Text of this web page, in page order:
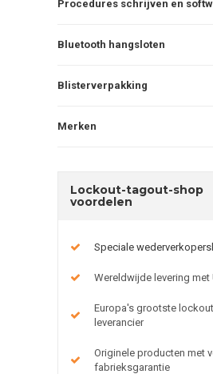
Procedures schrijven en
Bluetooth hangsloten
Blisterverpakking
Merken
Lockout-tagout-shop
voordelen
Speciale
Wereldwijde levering met
Europa's grootste
leverancier
Originele producten met
fabrieksgarantie